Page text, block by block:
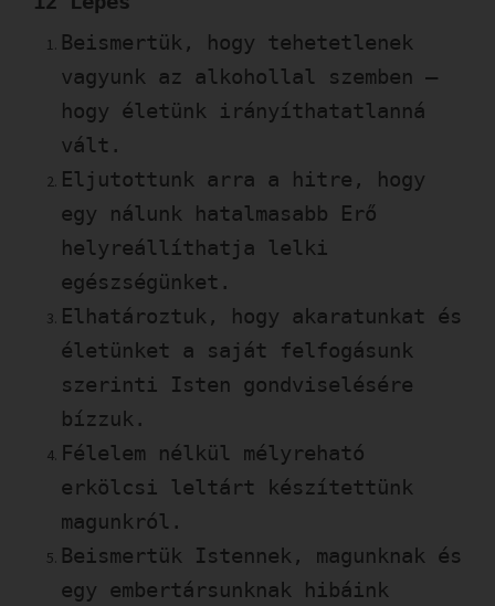
Beismertük, hogy tehetetlenek
vagyunk az alkohollal szemben –
hogy életünk irányíthatatlanná
vált.
Eljutottunk arra a hitre, hogy
egy nálunk hatalmasabb Erő
helyreállíthatja lelki
egészségünket.
Elhatároztuk, hogy akaratunkat és
életünket a saját felfogásunk
szerinti Isten gondviselésére
bízzuk.
Félelem nélkül mélyreható
erkölcsi leltárt készítettünk
magunkról.
Beismertük Istennek, magunknak és
egy embertársunknak hibáink